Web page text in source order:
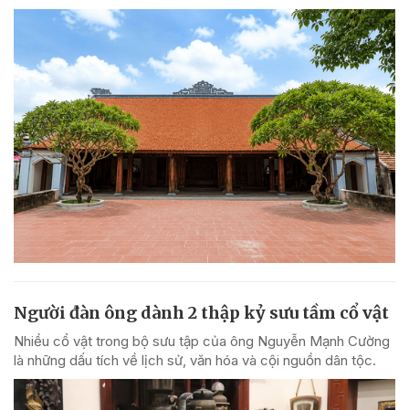
Người đàn ông dành 2 thập kỷ sưu tầm cổ vật
Nhiều cổ vật trong bộ sưu tập của ông Nguyễn Mạnh Cường
là những dấu tích về lịch sử, văn hóa và cội nguồn dân tộc.